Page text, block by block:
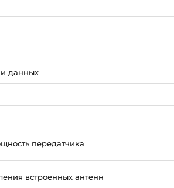
данных
передатчика
встроенных антенн